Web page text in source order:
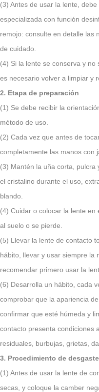
(3) Antes de usar la lente,
especializada con función
remojo: consulte en detalle las
de cuidado.
(4) Si la lente se conserva y no
es necesario volver a limpiar y
2. Etapa de preparación
(1) Se debe recibir la
método de uso.
(2) Cada vez que antes de
completamente las manos con
(3) Mantén la uña corta,
el cristalino durante el uso,
blando.
(4) Cuidar o colocar la lente en
al suelo o se pierde.
(5) Llevar la lente de contacto
hábito, llevar y usar siempre la
recomendar primero usar la
(6) Desarrolla un hábito, cada
comprobar que la apariencia
confirmar que esté húmeda y
contacto presenta condiciones
residuales, burbujas, grietas,
3. Procedimiento de
(1) Antes de usar la lente de
secas, y coloque la camber